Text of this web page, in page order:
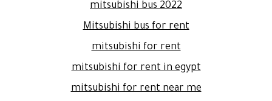
mitsubishi bus 2022
Mitsubishi bus for rent
mitsubishi for rent
mitsubishi for rent in egypt
mitsubishi for rent near me